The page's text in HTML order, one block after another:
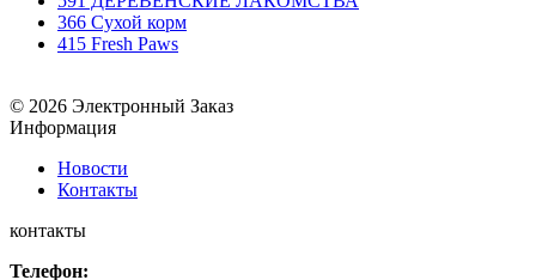
366 Сухой корм
415 Fresh Paws
© 2026 Электронный Заказ
Информация
Новости
Контакты
контакты
Телефон: